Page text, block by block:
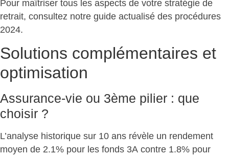
Pour maîtriser tous les aspects de votre stratégie de
retrait, consultez notre guide actualisé des procédures
2024.
Solutions complémentaires et
optimisation
Assurance-vie ou 3ème pilier : que
choisir ?
L’analyse historique sur 10 ans révèle un rendement
moyen de 2.1% pour les fonds 3A contre 1.8% pour